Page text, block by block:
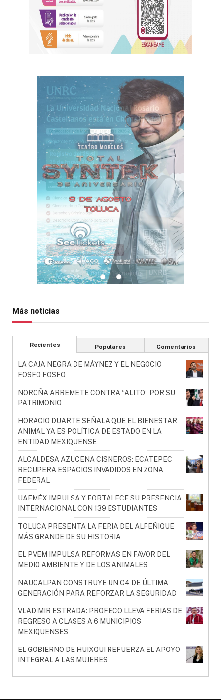
Más noticias
Recientes Populares Comentarios
LA CAJA NEGRA DE MÁYNEZ Y EL NEGOCIO
FOSFO FOSFO
NOROÑA ARREMETE CONTRA “ALITO” POR SU
PATRIMONIO
HORACIO DUARTE SEÑALA QUE EL BIENESTAR
ANIMAL YA ES POLÍTICA DE ESTADO EN LA
ENTIDAD MEXIQUENSE
ALCALDESA AZUCENA CISNEROS: ECATEPEC
RECUPERA ESPACIOS INVADIDOS EN ZONA
FEDERAL
UAEMÉX IMPULSA Y FORTALECE SU PRESENCIA
INTERNACIONAL CON 139 ESTUDIANTES
TOLUCA PRESENTA LA FERIA DEL ALFEÑIQUE
MÁS GRANDE DE SU HISTORIA
EL PVEM IMPULSA REFORMAS EN FAVOR DEL
MEDIO AMBIENTE Y DE LOS ANIMALES
NAUCALPAN CONSTRUYE UN C4 DE ÚLTIMA
GENERACIÓN PARA REFORZAR LA SEGURIDAD
VLADIMIR ESTRADA: PROFECO LLEVA FERIAS DE
REGRESO A CLASES A 6 MUNICIPIOS
MEXIQUENSES
EL GOBIERNO DE HUIXQUI REFUERZA EL APOYO
INTEGRAL A LAS MUJERES